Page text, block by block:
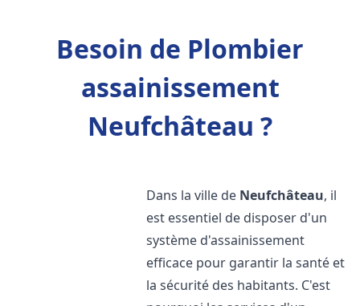
Besoin de Plombier
assainissement
Neufchâteau ?
Dans la ville de Neufchâteau, il
est essentiel de disposer d'un
système d'assainissement
efficace pour garantir la santé et
la sécurité des habitants. C'est